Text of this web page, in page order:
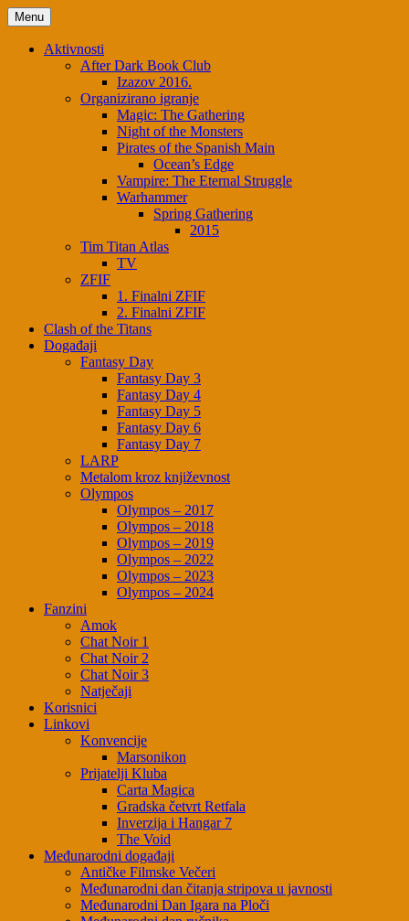
Skip
to
content
Menu
Aktivnosti
After Dark Book Club
Izazov 2016.
Organizirano igranje
Magic: The Gathering
Night of the Monsters
Pirates of the Spanish Main
Ocean’s Edge
Vampire: The Eternal Struggle
Warhammer
Spring Gathering
2015
Tim Titan Atlas
TV
ZFIF
1. Finalni ZFIF
2. Finalni ZFIF
Clash of the Titans
Događaji
Fantasy Day
Fantasy Day 3
Fantasy Day 4
Fantasy Day 5
Fantasy Day 6
Fantasy Day 7
LARP
Metalom kroz književnost
Olympos
Olympos – 2017
Olympos – 2018
Olympos – 2019
Olympos – 2022
Olympos – 2023
Olympos – 2024
Fanzini
Amok
Chat Noir 1
Chat Noir 2
Chat Noir 3
Natječaji
Korisnici
Linkovi
Konvencije
Marsonikon
Prijatelji Kluba
Carta Magica
Gradska četvrt Retfala
Inverzija i Hangar 7
The Void
Međunarodni događaji
Antičke Filmske Večeri
Međunarodni dan čitanja stripova u javnosti
Međunarodni Dan Igara na Ploči